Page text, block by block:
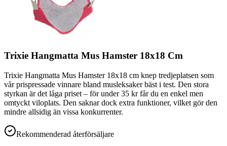
Trixie Hangmatta Mus Hamster 18x18 Cm
Trixie Hangmatta Mus Hamster 18x18 cm knep tredjeplatsen som
vår prispressade vinnare bland musleksaker bäst i test. Den stora
styrkan är det låga priset – för under 35 kr får du en enkel men
omtyckt viloplats. Den saknar dock extra funktioner, vilket gör den
mindre allsidig än vissa konkurrenter.
Rekommenderad återförsäljare